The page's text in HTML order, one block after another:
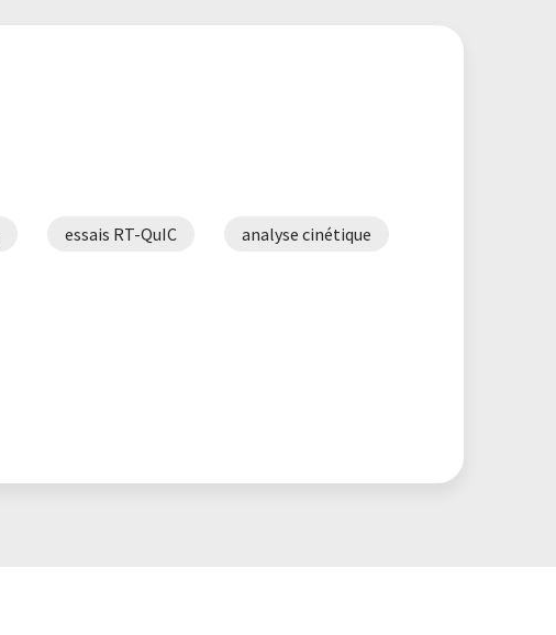
essais RT-QuIC analyse cinétique